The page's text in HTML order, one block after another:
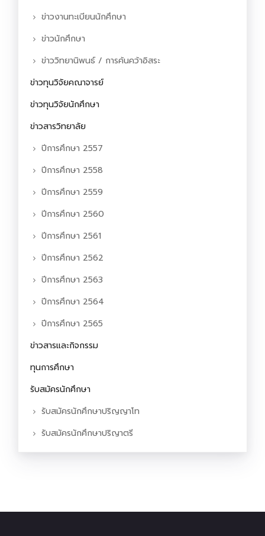
ข่าวงานทะเบียนนักศึกษา
ข่าวนักศึกษา
ข่าววิทยานิพนธ์ / การค้นคว้าอิสระ
ข่าวทุนวิจัยคณาจารย์
ข่าวทุนวิจัยนักศึกษา
ข่าวสารวิทยาลัย
ปีการศึกษา 2557
ปีการศึกษา 2558
ปีการศึกษา 2559
ปีการศึกษา 2560
ปีการศึกษา 2561
ปีการศึกษา 2562
ปีการศึกษา 2563
ปีการศึกษา 2564
ปีการศึกษา 2565
ข่าวสารและกิจกรรม
ทุนการศึกษา
รับสมัครนักศึกษา
รับสมัครนักศึกษาปริญญาโท
รับสมัครนักศึกษาปริญาตรี